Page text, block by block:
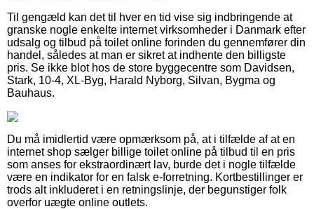
Til gengæld kan det til hver en tid vise sig indbringende at
granske nogle enkelte internet virksomheder i Danmark efter
udsalg og tilbud på toilet online forinden du gennemfører din
handel, således at man er sikret at indhente den billigste
pris. Se ikke blot hos de store byggecentre som Davidsen,
Stark, 10-4, XL-Byg, Harald Nyborg, Silvan, Bygma og
Bauhaus.
Du må imidlertid være opmærksom på, at i tilfælde af at en
internet shop sælger billige toilet online på tilbud til en pris
som anses for ekstraordinært lav, burde det i nogle tilfælde
være en indikator for en falsk e-forretning. Kortbestillinger er
trods alt inkluderet i en retningslinje, der begunstiger folk
overfor uægte online outlets.